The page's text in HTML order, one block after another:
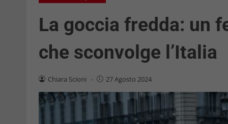
La goccia fredda: un
che sconvolge l’Italia
Chiara Scioni - 27 Agosto 2024